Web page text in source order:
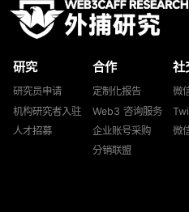
淀内容）
机构专属社群（与业
可下载报告 PDF 版
数据库产品 CSV 下
供，2次/年）
現有雲端格局？
研究
研究员申请
机构研究者入驻
人才招募
合作
定制化报告
Web3 咨询服务
企业账号采购
分销联盟
社
微
微